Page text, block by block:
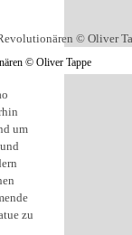
© Oliver Tappe
um
zu